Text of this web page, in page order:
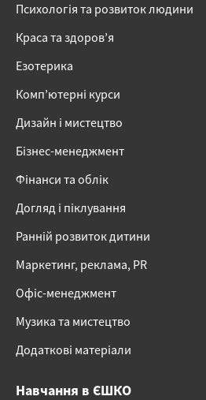
Психологія та розвиток людини
Краса та здоров’я
Езотерика
Комп’ютерні курси
Дизайн і мистецтво
Бізнес-менеджмент
Фінанси та облік
Догляд і піклування
Ранній розвиток дитини
Маркетинг, реклама, PR
Офіс-менеджмент
Музика та мистецтво
Додаткові матеріали
Навчання в ЄШКО